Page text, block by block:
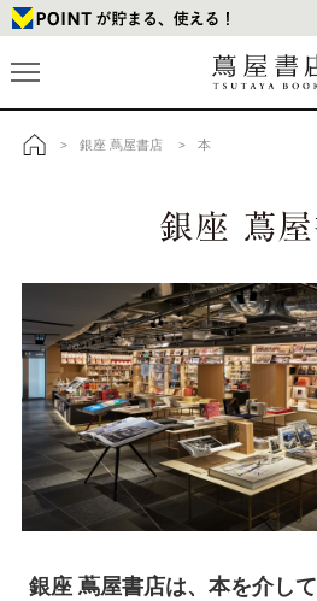
> 銀座 蔦屋書店 > 本
銀座 蔦屋書店は、本を介し